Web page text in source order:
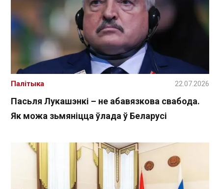
Пасьля Лукашэнкі – не абавязкова свабода.
Як можа зьмяніцца ўлада ў Беларусі
Палітыка 22.07.2026